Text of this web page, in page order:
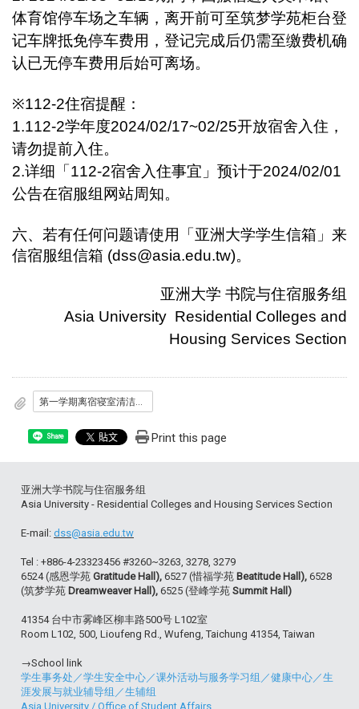
体育馆停车场之车辆，离开前可至筑梦学苑柜台登
记车牌抵免停车费用，登记完成后仍需至缴费机确
认已无停车费用后始可离场。
※112-2住宿提醒：
1.112-2学年度2024/02/17~02/25开放宿舍入住，
请勿提前入住。
2.详细「112-2宿舍入住事宜」预计于2024/02/01
公告在宿服组网站周知。
六、若有任何问题请使用「亚洲大学学生信箱」来
信宿服组信箱 (dss@asia.edu.tw)。
亚洲大学 书院与住宿服务组
Asia University Residential Colleges and
Housing Services Section
Share Print this page
亚洲大学书院与住宿服务组
Asia University - Residential Colleges and Housing Services Section
E-mail: dss@asia.edu.tw
Tel : +886-4-23323456 #3260~3263, 3278, 3279
6524 (感恩学苑 Gratitude Hall), 6527 (惜福学苑 Beatitude Hall), 6528
(筑梦学苑 Dreamweaver Hall), 6525 (登峰学苑 Summit Hall)
41354 台中市雾峰区柳丰路500号 L102室
Room L102, 500, Lioufeng Rd., Wufeng, Taichung 41354, Taiwan
→School link
学生事务处 ／学生安全中心／课外活动与服务学习组 ／健康中心／生
涯发展与就业辅导组 ／生辅组
Asia University / Office of Student Affairs